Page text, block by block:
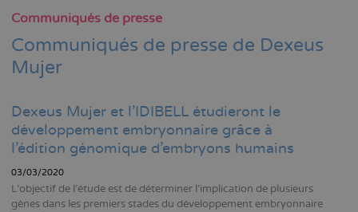
Communiqués de presse
Communiqués de presse de Dexeus
Mujer
Dexeus Mujer et l'IDIBELL étudieront le
développement embryonnaire grâce à
l'édition génomique d'embryons humains
03/03/2020
L'objectif de l'étude est de déterminer l'implication de plusieurs
gènes dans les premiers stades du développement embryonnaire